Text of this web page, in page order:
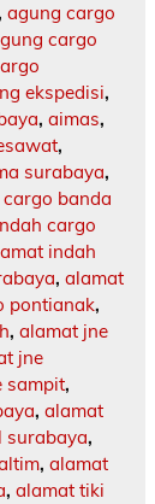
agung cargo
cargo
ekspedisi,
, aimas,
,
surabaya,
banda
cargo
indah
, alamat
pontianak,
, alamat jne
jne
sampit,
, alamat
surabaya,
, alamat
, alamat tiki